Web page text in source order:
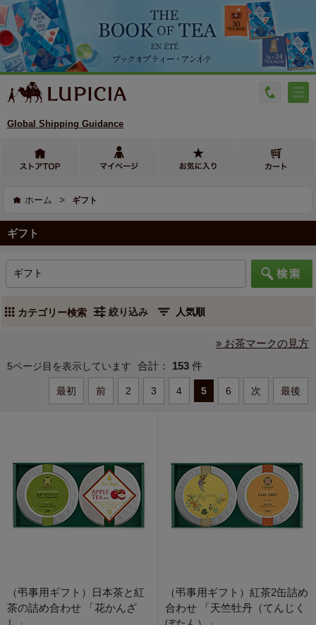
Global Shipping Guidance
ホーム > ギフト
ギフト
カテゴリー検索 絞り込み
» お茶マークの見方
5ページ目を表示しています 合計： 153 件
最初 前 2 3 4 5 6 次 最後
（弔事用ギフト）日本茶と紅
茶の詰め合わせ 「花かんざ
（弔事用ギフト）紅茶2缶詰め
合わせ 「天竺牡丹（てんじく